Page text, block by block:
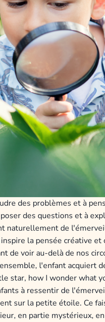
des problèmes et à
des questions et à
naturellement de
la pensée créative
de voir au-delà de nos
l'enfant acquiert
star, how I wonder what
à ressentir de
sur la petite étoile. Ce
en partie mystérieux,